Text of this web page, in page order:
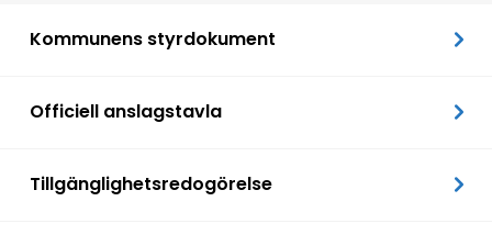
Kommunens styrdokument
Officiell anslagstavla
Tillgänglighetsredogörelse